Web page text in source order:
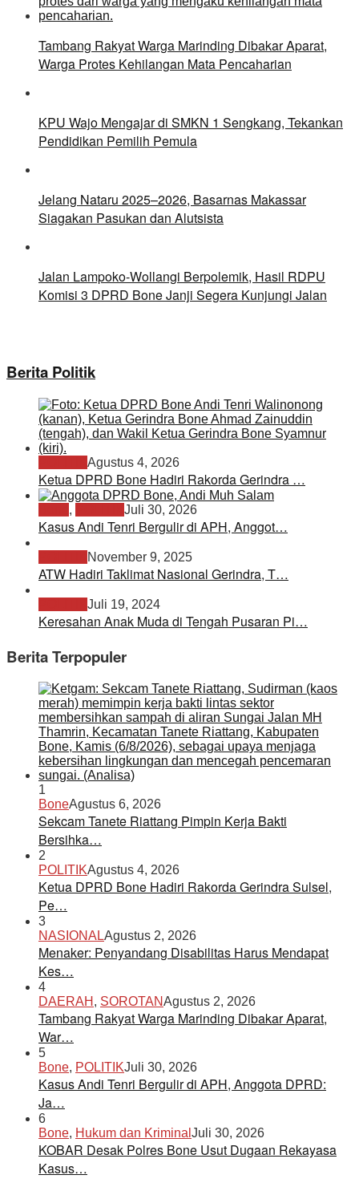
Tambang Rakyat Warga Marinding Dibakar Aparat,
Warga Protes Kehilangan Mata Pencaharian
KPU Wajo Mengajar di SMKN 1 Sengkang, Tekankan
Pendidikan Pemilih Pemula
Jelang Nataru 2025–2026, Basarnas Makassar
Siagakan Pasukan dan Alutsista
Jalan Lampoko-Wollangi Berpolemik, Hasil RDPU
Komisi 3 DPRD Bone Janji Segera Kunjungi Jalan
Berita Politik
Agustus 4, 2026
Ketua DPRD Bone Hadiri Rakorda Gerindra …
, Juli 30, 2026
Kasus Andi Tenri Bergulir di APH, Anggot…
November 9, 2025
ATW Hadiri Taklimat Nasional Gerindra, T…
Juli 19, 2024
Keresahan Anak Muda di Tengah Pusaran Pi…
Berita Terpopuler
1
BoneAgustus 6, 2026
Sekcam Tanete Riattang Pimpin Kerja Bakti
Bersihka…
2
POLITIKAgustus 4, 2026
Ketua DPRD Bone Hadiri Rakorda Gerindra Sulsel,
Pe…
3
NASIONALAgustus 2, 2026
Menaker: Penyandang Disabilitas Harus Mendapat
Kes…
4
DAERAH , SOROTANAgustus 2, 2026
Tambang Rakyat Warga Marinding Dibakar Aparat,
War…
5
Bone, POLITIKJuli 30, 2026
Kasus Andi Tenri Bergulir di APH, Anggota DPRD:
Ja…
6
Bone, Hukum dan Kriminal Juli 30, 2026
KOBAR Desak Polres Bone Usut Dugaan Rekayasa
Kasus…